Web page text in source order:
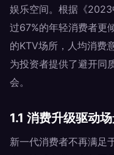
娱乐空间。根据《
过67%的年轻消费者更
的KTV场所，人均消费
为投资者提供了避开同
会。
1.1 消费升级驱动
新一代消费者不再满足